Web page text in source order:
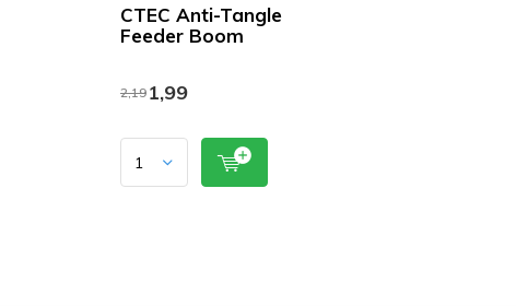
CTEC Anti-Tangle
Feeder Boom
2,191,99